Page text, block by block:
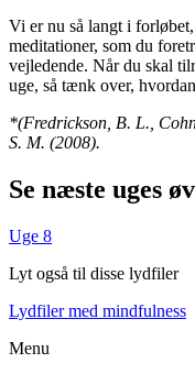
Vi er nu så langt i
meditationer, som du
vejledende. Når du skal
uge, så tænk over,
*(Fredrickson, B. L.,
S. M. (2008).
Se næste uges
Uge 8
Lyt også til disse lydfiler
Lydfiler med mindfulness
Menu